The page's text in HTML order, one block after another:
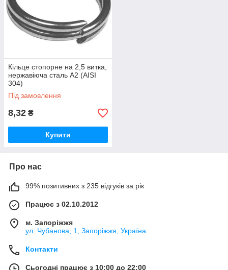
Кільце стопорне на 2,5 витка,
нержавіюча сталь А2 (AISI
304)
Під замовлення
8,32 ₴
Купити
Про нас
99% позитивних з 235 відгуків за рік
Працює з 02.10.2012
м. Запоріжжя
ул. Чубанова, 1, Запоріжжя, Україна
Контакти
Сьогодні працює з 10:00 до 22:00